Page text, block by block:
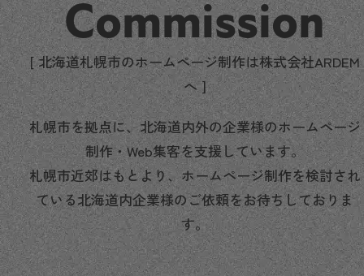
Commission
[ 北海道札幌市のホームページ制作は株式会社ARDEM
へ ]
札幌市を拠点に、北海道内外の企業様のホームページ
制作・Web集客を支援しています。
札幌市近郊はもとより、ホームページ制作を検討され
ている北海道内企業様のご依頼をお待ちしておりま
す。